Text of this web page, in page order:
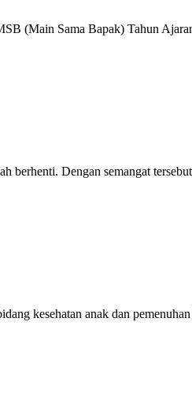
(Main Sama Bapak) Tahun
berhenti. Dengan semangat
kesehatan anak dan pemenuhan